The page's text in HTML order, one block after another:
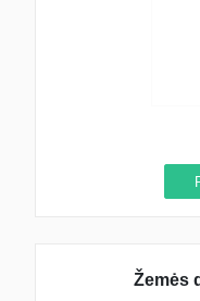
Žemės